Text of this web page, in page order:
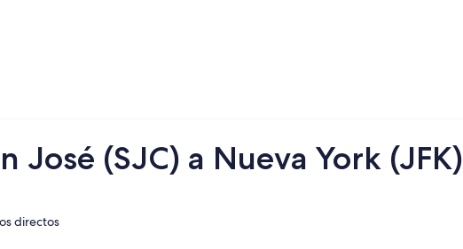
José (SJC) a Nueva York (JFK)
directos